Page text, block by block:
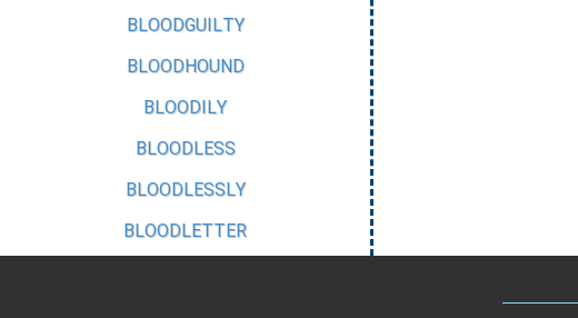
BLOODGUILTY
BLOODHOUND
BLOODILY
BLOODLESS
BLOODLESSLY
BLOODLETTER